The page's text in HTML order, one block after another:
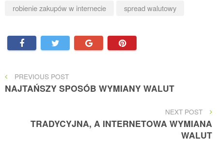
robienie zakupów w internecie
spread walutowy
Nawigacja
wpisu
PREVIOUS
POST
PREVIOUS POST
NAJTAŃSZY SPOSÓB WYMIANY WALUT
NEXT
POST
NEXT POST
TRADYCYJNA, A INTERNETOWA WYMIANA
WALUT